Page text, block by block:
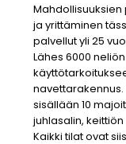
Mahdollisuuksien
ja yrittäminen
palvellut yli 25
Lähes 6000
navettarakennus.
sisällään 10
juhlasalin,
Kaikki tilat ovat